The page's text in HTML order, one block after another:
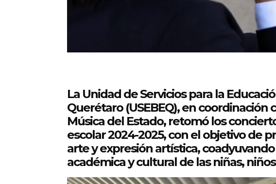
La Unidad de Servicios para la
Querétaro (USEBEQ), en coordinación
Música del Estado, retomó los
escolar 2024-2025, con el objetivo de
arte y expresión artística,
académica y cultural de las niñas,